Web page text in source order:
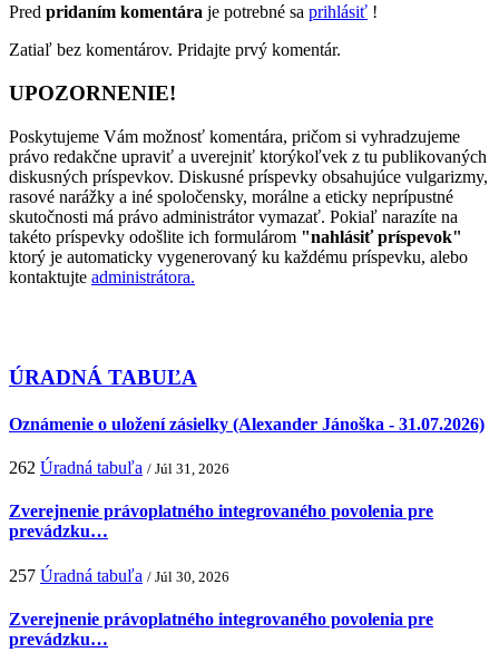
Pred pridaním komentára je potrebné sa prihlásiť !
Zatiaľ bez komentárov. Pridajte prvý komentár.
UPOZORNENIE!
Poskytujeme Vám možnosť komentára, pričom si vyhradzujeme
právo redakčne upraviť a uverejniť ktorýkoľvek z tu publikovaných
diskusných príspevkov. Diskusné príspevky obsahujúce vulgarizmy,
rasové narážky a iné spoločensky, morálne a eticky neprípustné
skutočnosti má právo administrátor vymazať. Pokiaľ narazíte na
takéto príspevky odošlite ich formulárom "nahlásiť príspevok"
ktorý je automaticky vygenerovaný ku každému príspevku, alebo
kontaktujte administrátora.
ÚRADNÁ TABUĽA
Oznámenie o uložení zásielky (Alexander Jánoška - 31.07.2026)
262 Úradná tabuľa / Júl 31, 2026
Zverejnenie právoplatného integrovaného povolenia pre
prevádzku…
257 Úradná tabuľa / Júl 30, 2026
Zverejnenie právoplatného integrovaného povolenia pre
prevádzku…